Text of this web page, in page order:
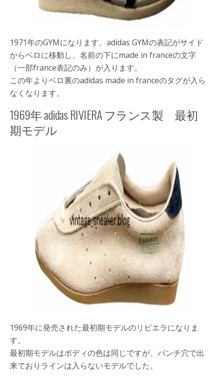
1971年のGYMになります。adidas GYMの表記がサイド
からベロに移動し、名前の下にmade in franceの文字
（一部france表記のみ）が入ります。
この年よりベロ裏のadidas made in franceのタグが入ら
なくなります。
1969年 adidas RIVIERA フランス製 最初
期モデル
1969年に発売された最初期モデルのリビエラになりま
す。
最初期モデルはボディの色は同じですが、パンチ穴で出
来ておりラインは入らないモデルでした。